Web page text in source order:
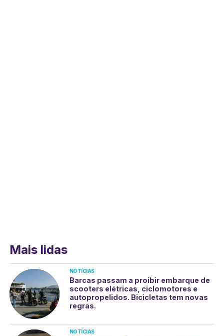
Mais lidas
NOTÍCIAS
Barcas passam a proibir embarque de
scooters elétricas, ciclomotores e
autopropelidos. Bicicletas tem novas
regras.
NOTÍCIAS